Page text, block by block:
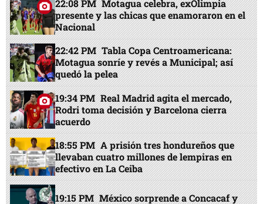
22:08 PM Motagua celebra, exOlimpia
presente y las chicas que enamoraron en el
Nacional
22:42 PM Tabla Copa Centroamericana:
Motagua sonríe y revés a Municipal; así
quedó la pelea
19:34 PM Real Madrid agita el mercado,
Rodri toma decisión y Barcelona cierra
acuerdo
18:55 PM A prisión tres hondureños que
llevaban cuatro millones de lempiras en
efectivo en La Ceiba
19:15 PM México sorprende a Concacaf y